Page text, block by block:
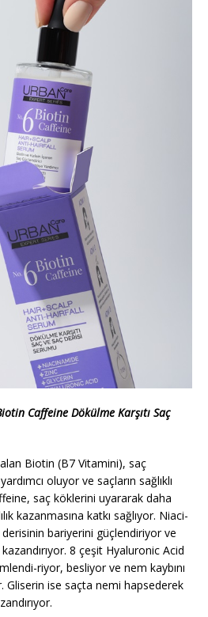
Caffeine Dökülme Karşıtı Saç
Biotin (B7 Vitamini), saç
oluyor ve saçların sağlıklı
saç köklerini uyararak daha
kazanmasına katkı sağlıyor. Niaci-
bariyerini güçlendiriyor ve
8 çeşit Hyaluronic Acid
riyor, besliyor ve nem kaybını
Gliserin ise saçta nemi hapsederek